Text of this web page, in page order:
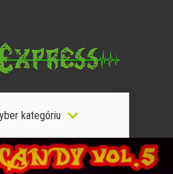
kategóriu